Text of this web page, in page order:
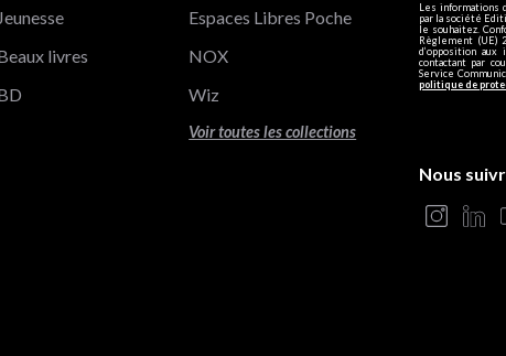
Les informations
par la société
le souhaitez.
Règlement (UE)
d’opposition
contactant par
Service
politique de
Jeunesse
livres
Espaces Libres Poche
NOX
Wiz
Voir toutes les collections
Nous